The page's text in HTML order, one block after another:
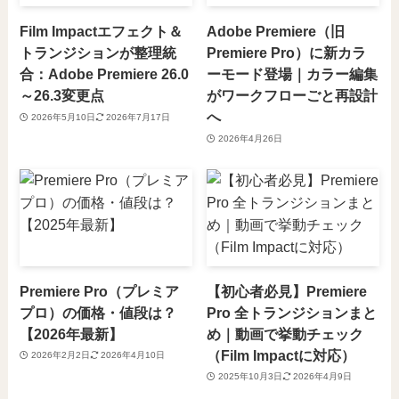
Film Impactエフェクト＆
トランジションが整理統
合：Adobe Premiere 26.0
～26.3変更点
2026年5月10日 2026年7月17日
Adobe Premiere（旧
Premiere Pro）に新カラ
ーモード登場｜カラー編集
がワークフローごと再設計
へ
2026年4月26日
Premiere Pro（プレミア
プロ）の価格・値段は？
【2026年最新】
2026年2月2日 2026年4月10日
【初心者必見】Premiere
Pro 全トランジションまと
め｜動画で挙動チェック
（Film Impactに対応）
2025年10月3日 2026年4月9日